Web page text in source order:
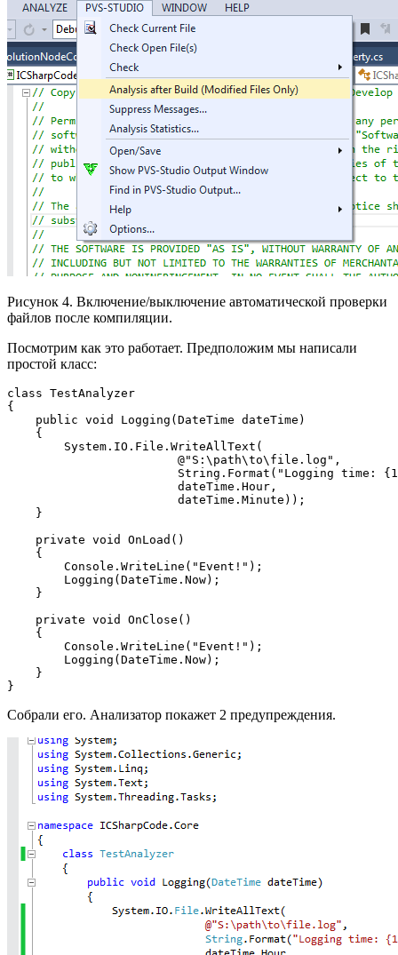
Рисунок 4. Включение/выключение автоматической проверки
файлов после компиляции.
Посмотрим как это работает. Предположим мы написали
простой класс:
class TestAnalyzer
{
    public void Logging(DateTime dateTime)
    {
        System.IO.File.WriteAllText(
                        @"S:\path\to\file.log",
String.Format("Logging time:
                        dateTime.Hour,
                        dateTime.Minute));
    }
    private void OnLoad()
    {
        Console.WriteLine("Event!");
        Logging(DateTime.Now);
    }
    private void OnClose()
    {
        Console.WriteLine("Event!");
        Logging(DateTime.Now);
    }
}
Собрали его. Анализатор покажет 2 предупреждения.